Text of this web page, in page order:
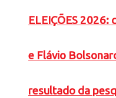
ELEIÇÕES 2026:
e Flávio
resultado da